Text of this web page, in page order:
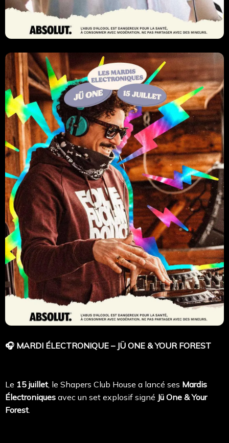
🎧 MARDI ÉLECTRONIQUE – JÜ ONE & YOUR FOREST
Le 15 juillet , le Shapers Club House a lancé ses Mardis
Électroniques avec un set explosif signé Jü One & Your
Forest